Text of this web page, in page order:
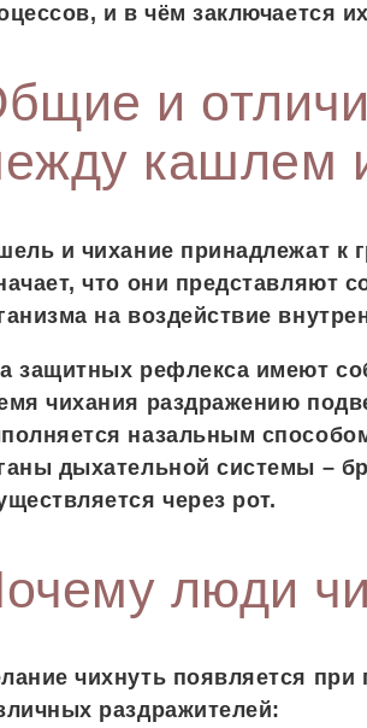
и в чём заключается
и
кашлем
и чихание принадлежат к
что они представляют
на воздействие
защитных рефлекса имеют
чихания раздражению
назальным
дыхательной системы –
через рот.
люди
чихнуть появляется
раздражителей: